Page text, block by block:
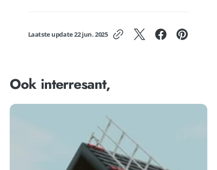
Laatste update22 jun. 2025
Ook interresant,